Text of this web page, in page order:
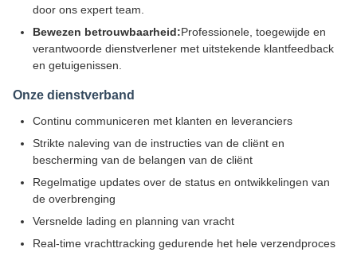
door ons expert team.
Bewezen betrouwbaarheid:Professionele, toegewijde en
verantwoorde dienstverlener met uitstekende klantfeedback
en getuigenissen.
Onze dienstverband
Continu communiceren met klanten en leveranciers
Strikte naleving van de instructies van de cliënt en
bescherming van de belangen van de cliënt
Regelmatige updates over de status en ontwikkelingen van
de overbrenging
Versnelde lading en planning van vracht
Real-time vrachttracking gedurende het hele verzendproces